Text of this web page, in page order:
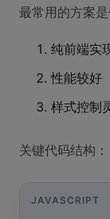
最常用的方案
纯前端实
性能较好
样式控制
关键代码结构：
JAVASCRIPT